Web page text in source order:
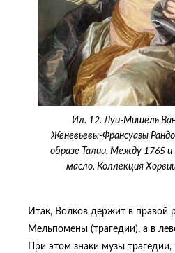
Ил. 12. Луи-Мишель
Женевьевы-Франсуазы
образе Талии. Между 1765
масло. Коллекция
Итак, Волков держит в правой
Мельпомены (трагедии), а в
При этом знаки музы